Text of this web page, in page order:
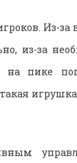
Из-за
из-за
на пике